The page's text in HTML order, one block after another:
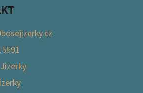
bosejizerky.cz